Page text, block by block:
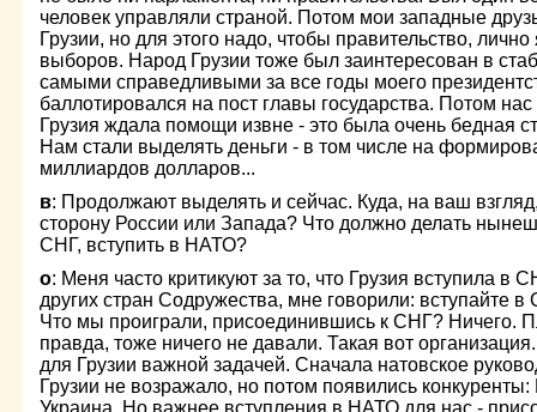
человек управляли страной. Потом мои западные
Грузии, но для этого надо, чтобы правительство,
выборов. Народ Грузии тоже был заинтересован в
самыми справедливыми за все годы моего
баллотировался на пост главы государства. Потом
Грузия ждала помощи извне - это была очень бедная
Нам стали выделять деньги - в том числе на
миллиардов долларов...
в: Продолжают выделять и сейчас. Куда, на ваш
сторону России или Запада? Что должно делать
СНГ, вступить в НАТО?
о: Меня часто критикуют за то, что Грузия вступила в
других стран Содружества, мне говорили: вступайте
Что мы проиграли, присоединившись к СНГ? Ничего.
правда, тоже ничего не давали. Такая вот
для Грузии важной задачей. Сначала натовское
Грузии не возражало, но потом появились
Украина. Но важнее вступления в НАТО для нас -